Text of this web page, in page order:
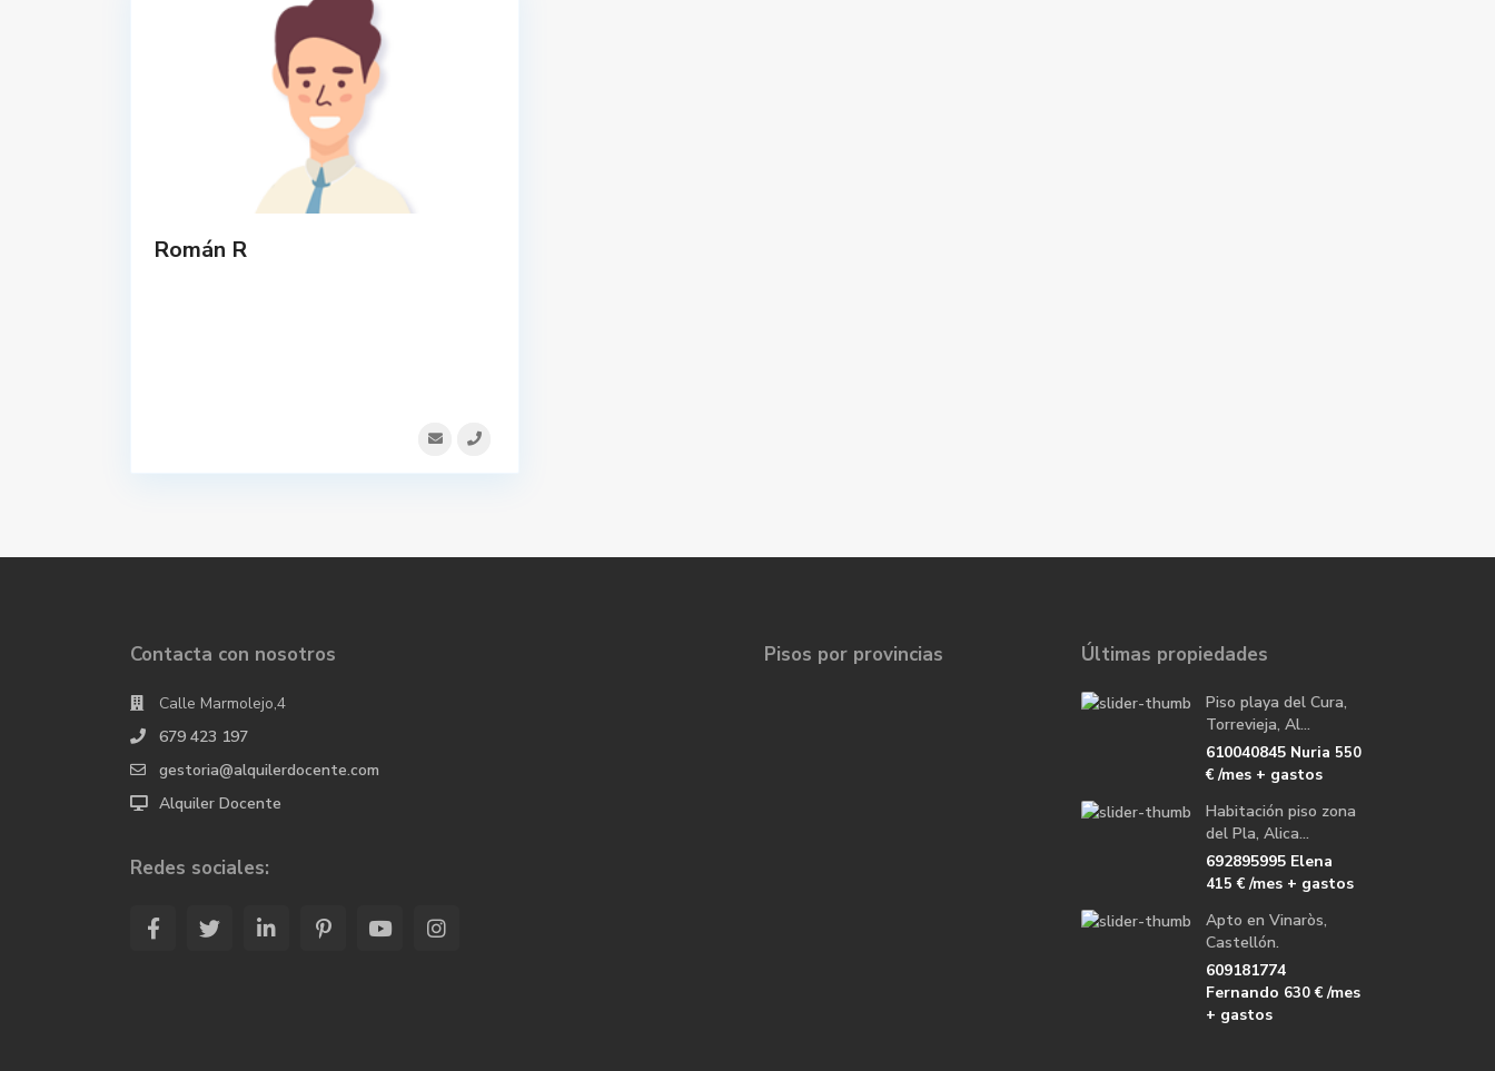
Román R
Contacta con nosotros
Calle Marmolejo,4
679 423 197
gestoria@alquilerdocente.com
Alquiler Docente
Redes sociales:
Pisos por provincias Últimas propiedades
Piso playa del Cura,
Torrevieja, Al...
610040845 Nuria 550
€/mes + gastos
Habitación piso zona
del Pla, Alica...
692895995 Elena
415 €/mes + gastos
Apto en Vinaròs,
Castellón.
609181774
Fernando 630 €/mes
+ gastos